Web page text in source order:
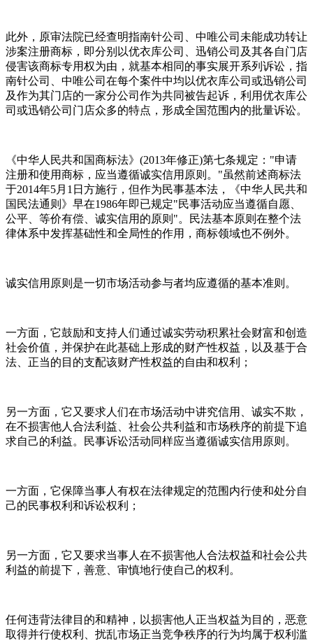
此外，原审法院已经查明指南针公司、中唯公司未能成功转让
涉案注册商标，即分别以优衣库公司、迅销公司及其各自门店
侵害该商标专用权为由，就基本相同的事实展开系列诉讼，指
南针公司、中唯公司在每个案件中均以优衣库公司或迅销公司
及作为其门店的一家分公司作为共同被告起诉，利用优衣库公
司或迅销公司门店众多的特点，形成全国范围内的批量诉讼。
《中华人民共和国商标法》(2013年修正)第七条规定："申请
注册和使用商标，应当遵循诚实信用原则。"虽然前述商标法
于2014年5月1日方施行，但作为民事基本法，《中华人民共和
国民法通则》早在1986年即已规定"民事活动应当遵循自愿、
公平、等价有偿、诚实信用的原则"。民法基本原则在整个法
律体系中发挥基础性和全局性的作用，商标领域也不例外。
诚实信用原则是一切市场活动参与者均应遵循的基本准则。
一方面，它鼓励和支持人们通过诚实劳动积累社会财富和创造
社会价值，并保护在此基础上形成的财产性权益，以及基于合
法、正当的目的支配该财产性权益的自由和权利；
另一方面，它又要求人们在市场活动中讲究信用、诚实不欺，
在不损害他人合法利益、社会公共利益和市场秩序的前提下追
求自己的利益。民事诉讼活动同样应当遵循诚实信用原则。
一方面，它保障当事人有权在法律规定的范围内行使和处分自
己的民事权利和诉讼权利；
另一方面，它又要求当事人在不损害他人合法权益和社会公共
利益的前提下，善意、审慎地行使自己的权利。
任何违背法律目的和精神，以损害他人正当权益为目的，恶意
取得并行使权利、扰乱市场正当竞争秩序的行为均属于权利滥